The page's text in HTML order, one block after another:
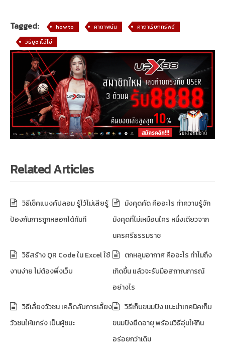
Tagged: how to คาถาพนัน
คาถาเรียกทรัพย์
วิธีบูชาไอ้ไข่
Related Articles
วิธีเช็คแบงค์ปลอม รู้ไว้ไม่เสียรู้
ป้องกันการถูกหลอกได้ทันที
มังคุดคัด คืออะไร ทำความรู้จัก
มังคุดที่ไม่เหมือนใคร หนึ่งเดียวจาก
นครศรีธรรมราช
วิธีสร้าง QR Code ใน Excel ใช้
งานง่าย ไม่ต้องพึ่งเว็บ
ตกหลุมอากาศ คืออะไร ทำไมถึง
เกิดขึ้น แล้วจะรับมือสถาณการณ์
อย่างไร
วิธีเลี้ยงวัวชน เคล็ดลับการเลี้ยง
วัวชนให้แกร่ง เป็นผู้ชนะ
วิธีเก็บขนมปัง แนะนำเทคนิคเก็บ
ขนมปังยืดอายุ พร้อมวิธีอุ่นให้กิน
อร่อยกว่าเดิม